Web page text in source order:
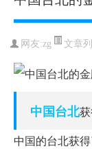
网友:zg 文章
中国台北
中国的台北获